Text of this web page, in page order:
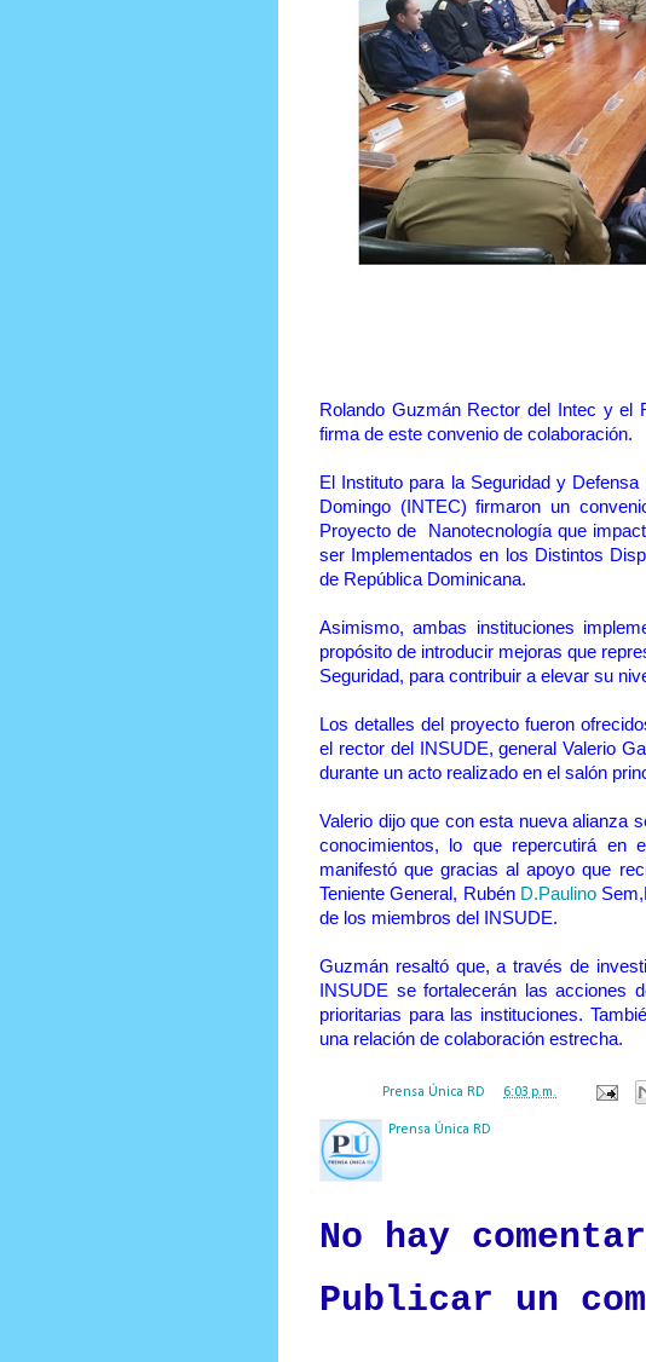
Rolando Guzmán Rector del Intec y el
firma de este convenio de colaboración.
El Instituto para la Seguridad y
Domingo (INTEC) firmaron un
Proyecto de Nanotecnología que
ser Implementados en los Distintos
de República Dominicana.
Asimismo, ambas instituciones
propósito de introducir mejoras que
Seguridad, para contribuir a elevar su
Los detalles del proyecto fueron
el rector del INSUDE, general Valerio
durante un acto realizado en el salón
Valerio dijo que con esta nueva alianza
conocimientos, lo que repercutirá en
manifestó que gracias al apoyo que
Teniente General, Rubén D.Paulino
de los miembros del INSUDE.
Guzmán resaltó que, a través de
INSUDE se fortalecerán las acciones
prioritarias para las instituciones.
una relación de colaboración estrecha.
Prensa Única RD 6:03 p.m.
Prensa Única RD
No hay
Publicar un